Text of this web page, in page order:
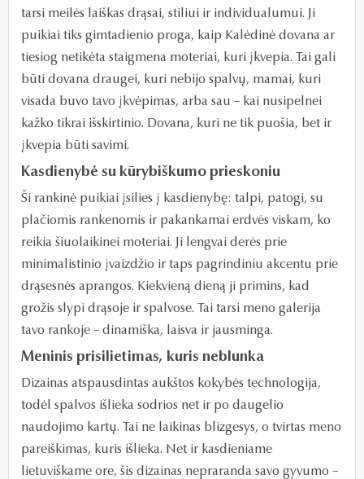
tarsi meilės laiškas drąsai, stiliui ir individualumui. Ji
puikiai tiks gimtadienio proga, kaip Kalėdinė dovana ar
tiesiog netikėta staigmena moteriai, kuri įkvepia. Tai gali
būti dovana draugei, kuri nebijo spalvų, mamai, kuri
visada buvo tavo įkvėpimas, arba sau – kai nusipelnei
kažko tikrai išskirtinio. Dovana, kuri ne tik puošia, bet ir
įkvepia būti savimi.
Kasdienybė su kūrybiškumo prieskoniu
Ši rankinė puikiai įsilies į kasdienybę: talpi, patogi, su
plačiomis rankenomis ir pakankamai erdvės viskam, ko
reikia šiuolaikinei moteriai. Ji lengvai derės prie
minimalistinio įvaizdžio ir taps pagrindiniu akcentu prie
drąsesnės aprangos. Kiekvieną dieną ji primins, kad
grožis slypi drąsoje ir spalvose. Tai tarsi meno galerija
tavo rankoje – dinamiška, laisva ir jausminga.
Meninis prisilietimas, kuris neblunka
Dizainas atspausdintas aukštos kokybės technologija,
todėl spalvos išlieka sodrios net ir po daugelio
naudojimo kartų. Tai ne laikinas blizgesys, o tvirtas meno
pareiškimas, kuris išlieka. Net ir kasdieniame
lietuviškame ore, šis dizainas nepraranda savo gyvumo –